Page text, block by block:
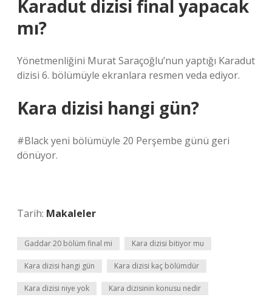
Karadut dizisi final yapacak
mı?
Yönetmenliğini Murat Saraçoğlu’nun yaptığı Karadut
dizisi 6. bölümüyle ekranlara resmen veda ediyor.
Kara dizisi hangi gün?
#Black yeni bölümüyle 20 Perşembe günü geri
dönüyor.
Tarih: Makaleler
Gaddar 20 bölüm final mi Kara dizisi bitiyor mu
Kara dizisi hangi gün Kara dizisi kaç bölümdür
Kara dizisi niye yok Kara dizisinin konusu nedir